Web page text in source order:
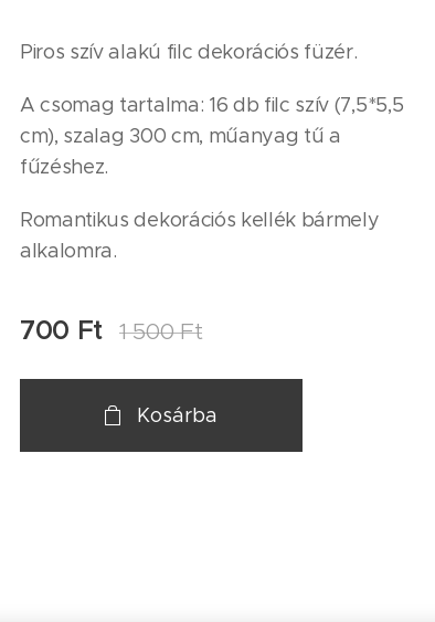
Piros szív alakú filc dekorációs füzér.
A csomag tartalma: 16 db filc szív (7,5*5,5
cm), szalag 300 cm, műanyag tű a
fűzéshez.
Romantikus dekorációs kellék bármely
alkalomra.
700 Ft 1 500Ft
Kosárba